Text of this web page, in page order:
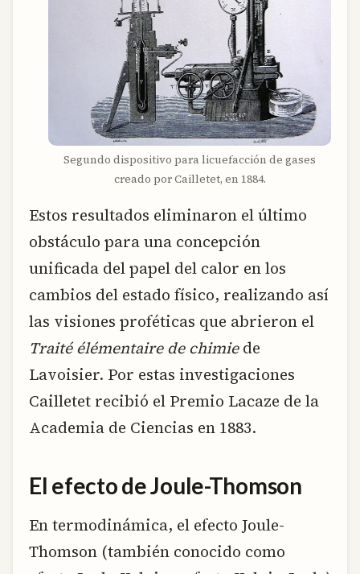
Segundo dispositivo para licuefacción de gases
creado por Cailletet, en 1884.
Estos resultados eliminaron el último
obstáculo para una concepción
unificada del papel del calor en los
cambios del estado físico, realizando así
las visiones proféticas que abrieron el
Traité élémentaire de chimiede
Lavoisier. Por estas investigaciones
Cailletet recibió el Premio Lacaze de la
Academia de Ciencias en 1883.
El efecto de Joule-Thomson
En termodinámica, el efecto Joule-
Thomson (también conocido como